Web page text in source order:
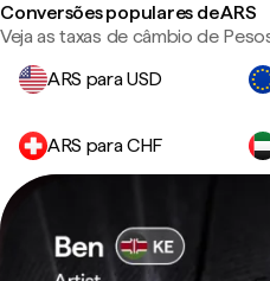
Conversões populares de ARS
Veja as taxas de câmbio de
ARS para USD
ARS para CHF